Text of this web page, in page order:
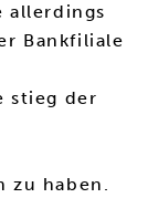
allerdings
Bankfiliale
stieg der
zu haben.